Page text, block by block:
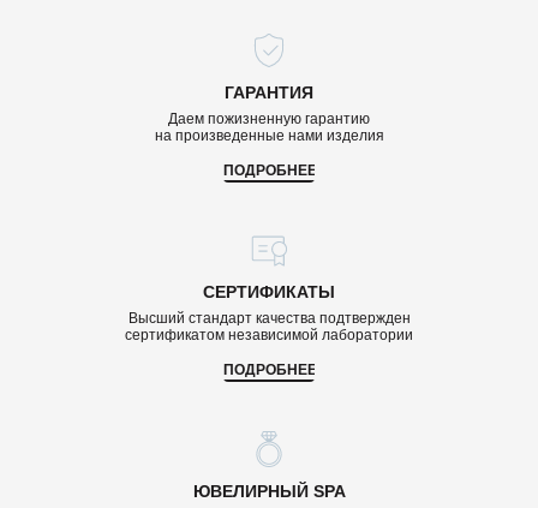
ГАРАНТИЯ
СЕРТИФИКАТЫ
Даем пожизненную гарантию
на произведенные нами изделия
Высший стандарт качества подтвержден
сертификатом независимой лаборатории
ЮВЕЛИРНЫЙ SPA
ПОДРОБНЕЕ
ПОДРОБНЕЕ